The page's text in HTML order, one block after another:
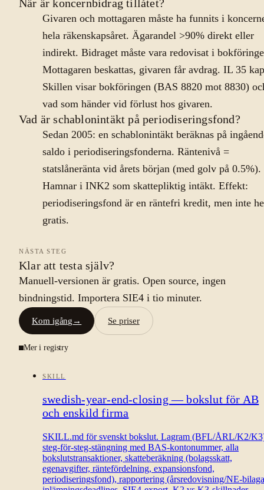
När är koncernbidrag tillåtet?
Givaren och mottagaren måste ha funnits i
hela räkenskapsåret. Ägarandel >90% direkt eller
indirekt. Bidraget måste vara redovisat i
Mottagaren beskattas, givaren får avdrag. IL 35
Skillen visar bokföringen (BAS 8820 mot 8830)
vad som händer vid förlust hos givaren.
Vad är schablonintäkt på periodiseringsfond?
Sedan 2005: en schablonintäkt beräknas på
saldo i periodiseringsfonderna. Räntenivå =
statslåneränta vid årets början (med golv på 0.5%).
Hamnar i INK2 som skattepliktig intäkt. Effekt:
periodiseringsfond är en räntefri kredit, men inte
gratis.
NÄSTA STEG
Klar att testa själv?
Manuell-versionen är gratis. Open source, ingen
bindningstid. Importera SIE4 i tio minuter.
Kom igång → Se priser
Mer i registry
SKILL
swedish-year-end-closing — bokslut för AB
och enskild firma
SKILL.md för svenskt bokslut. Lagram (BFL/ÅRL/K2/
steg-för-steg-stängning med BAS-kontonummer, alla
bokslutstransaktioner, skatteberäkning (bolagsskatt,
egenavgifter, räntefördelning, expansionsfond,
periodiseringsfond), rapportering (årsredovisning/NE-